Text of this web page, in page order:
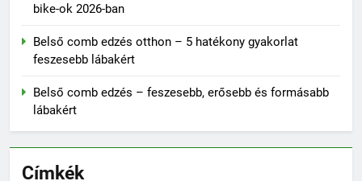
bike-ok 2026-ban
Belső comb edzés otthon – 5 hatékony gyakorlat
feszesebb lábakért
Belső comb edzés – feszesebb, erősebb és formásabb
lábakért
Címkék